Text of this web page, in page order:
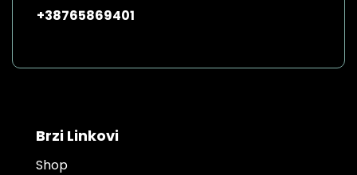
+38765869401
Brzi Linkovi
Shop